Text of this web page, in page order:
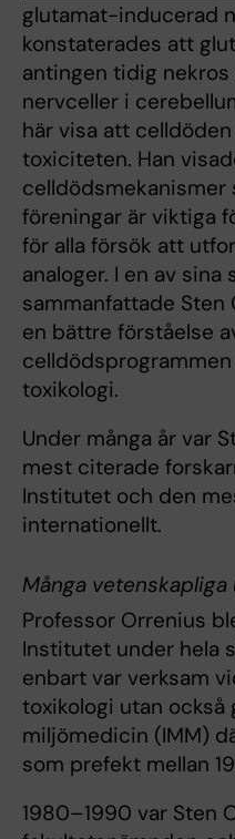
glutamat-inducerad
konstaterades att
antingen tidig
nervceller i
här visa att
toxiciteten. Han
celldödsmekanismer
föreningar är viktiga
för alla försök att
analoger. I en av
sammanfattade
en bättre förståelse
toxikologi.
Under många år var
mest citerade
Institutet och den
internationellt.
Många
Professor Orrenius
Institutet under hela
enbart var verksam
toxikologi utan
miljömedicin (IMM)
som prefekt mellan
1980–1990 var Sten